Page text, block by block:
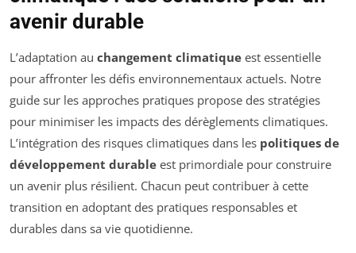
avenir durable
L’adaptation au changement climatique est essentielle
pour affronter les défis environnementaux actuels. Notre
guide sur les approches pratiques propose des stratégies
pour minimiser les impacts des dérèglements climatiques.
L’intégration des risques climatiques dans les politiques de
développement durable est primordiale pour construire
un avenir plus résilient. Chacun peut contribuer à cette
transition en adoptant des pratiques responsables et
durables dans sa vie quotidienne.